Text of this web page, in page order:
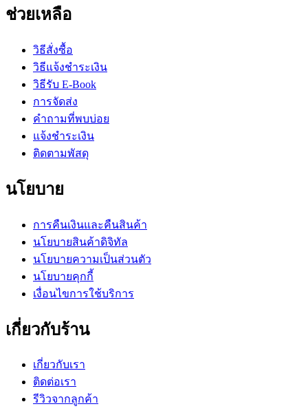
ช่วยเหลือ
วิธีสั่งซื้อ
วิธีแจ้งชำระเงิน
วิธีรับ E-Book
การจัดส่ง
คำถามที่พบบ่อย
แจ้งชำระเงิน
ติดตามพัสดุ
นโยบาย
การคืนเงินและคืนสินค้า
นโยบายสินค้าดิจิทัล
นโยบายความเป็นส่วนตัว
นโยบายคุกกี้
เงื่อนไขการใช้บริการ
เกี่ยวกับร้าน
เกี่ยวกับเรา
ติดต่อเรา
รีวิวจากลูกค้า